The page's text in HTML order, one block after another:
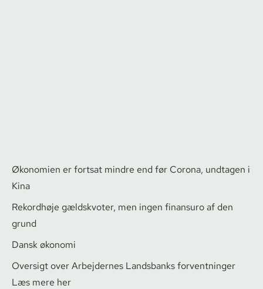
Økonomien er fortsat mindre end før Corona, undtagen i
Kina
Rekordhøje gældskvoter, men ingen finansuro af den
grund
Dansk økonomi
Oversigt over Arbejdernes Landsbanks forventninger
Læs mere her